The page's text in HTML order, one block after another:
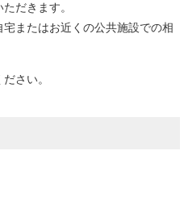
だきます。
またはお近くの公共施設での相
さい。